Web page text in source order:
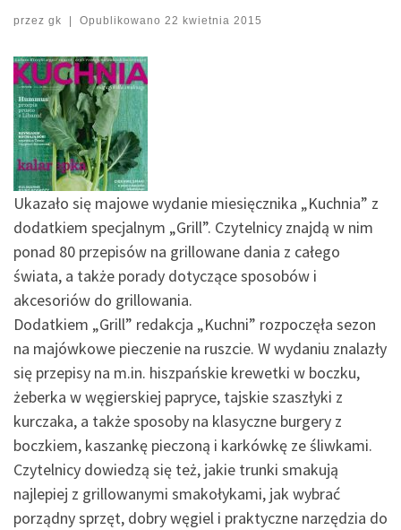
przez gk | Opublikowano 22 kwietnia 2015
Ukazało się majowe wydanie miesięcznika „Kuchnia” z
dodatkiem specjalnym „Grill”. Czytelnicy znajdą w nim
ponad 80 przepisów na grillowane dania z całego
świata, a także porady dotyczące sposobów i
akcesoriów do grillowania.
Dodatkiem „Grill” redakcja „Kuchni” rozpoczęła sezon
na majówkowe pieczenie na ruszcie. W wydaniu znalazły
się przepisy na m.in. hiszpańskie krewetki w boczku,
żeberka w węgierskiej papryce, tajskie szaszłyki z
kurczaka, a także sposoby na klasyczne burgery z
boczkiem, kaszankę pieczoną i karkówkę ze śliwkami.
Czytelnicy dowiedzą się też, jakie trunki smakują
najlepiej z grillowanymi smakołykami, jak wybrać
porządny sprzęt, dobry węgiel i praktyczne narzędzia do